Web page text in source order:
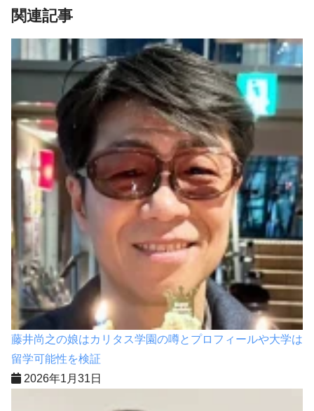
関連記事
藤井尚之の娘はカリタス学園の噂とプロフィールや大学は
留学可能性を検証
2026年1月31日